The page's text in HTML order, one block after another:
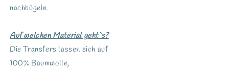
nachbügeln.
Auf welchen Material geht`s?
Die Transfers lassen sich auf
100% Baumwolle,